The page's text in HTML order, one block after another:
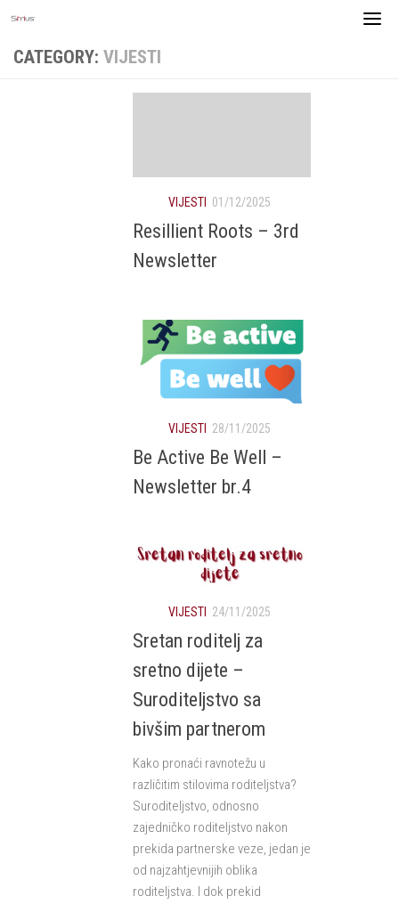
content
CATEGORY: VIJESTI
VIJESTI 01/12/2025
Resillient Roots – 3rd
Newsletter
VIJESTI 28/11/2025
Be Active Be Well –
Newsletter br.4
VIJESTI 24/11/2025
Sretan roditelj za
sretno dijete –
Suroditeljstvo sa
bivšim partnerom
Kako pronaći ravnotežu u
različitim stilovima roditeljstva?
Suroditeljstvo, odnosno
zajedničko roditeljstvo nakon
prekida partnerske veze, jedan je
od najzahtjevnijih oblika
roditeljstva. I dok prekid